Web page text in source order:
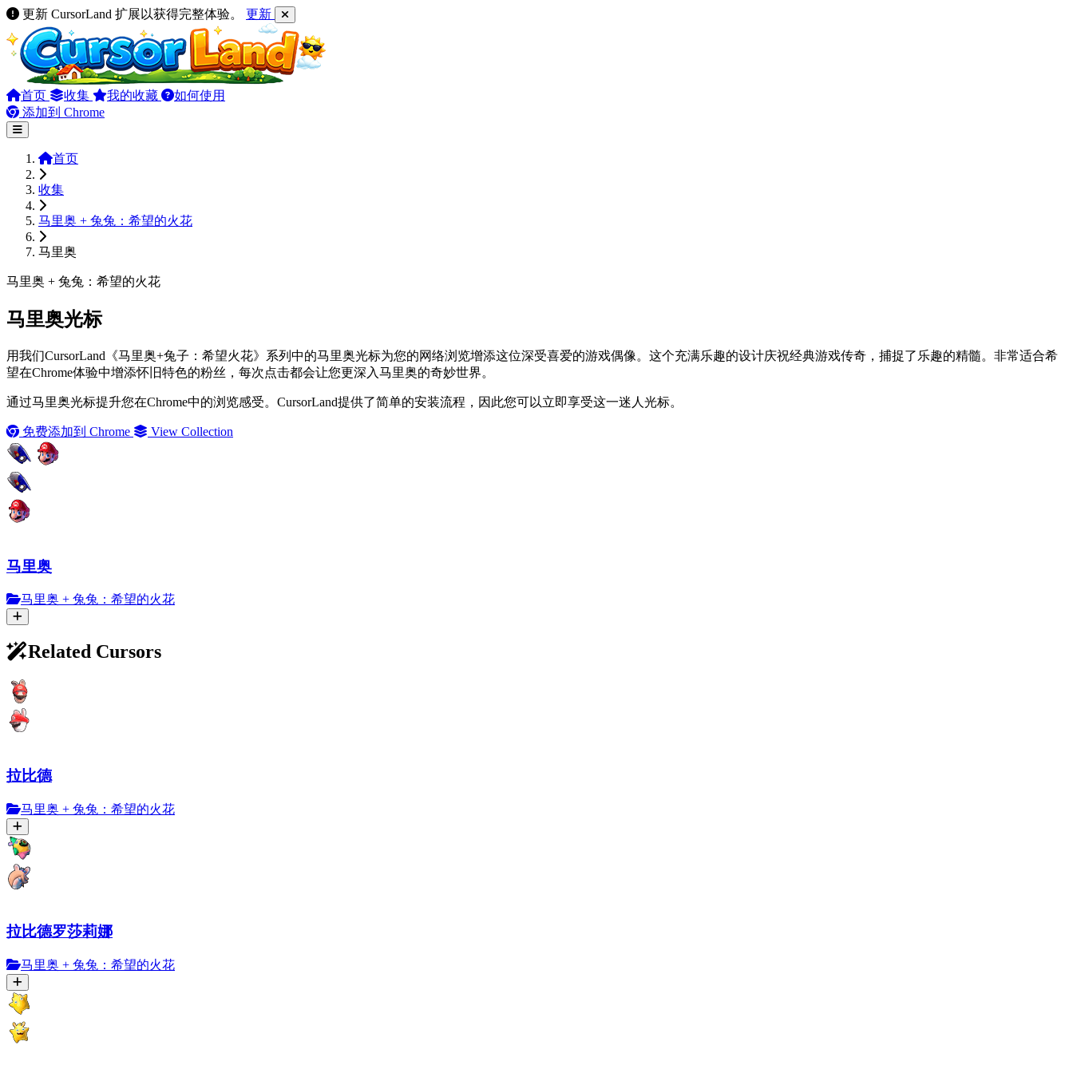
更新 CursorLand 扩展以获得完整体验。 更新
首页 收集 我的收藏
如何使用
添加到 Chrome
首页
收集
马里奥 + 兔兔：希望的火花
马里奥
马里奥 + 兔兔：希望的火花
马里奥光标
用我们CursorLand《马里奥+兔子：希望火花》系列中的马里奥光标为您的网络浏览增添这位深受喜爱的游戏偶像。这个充满乐趣的设计庆祝经典游戏传奇，捕捉了乐趣的精髓。非常适合希
望在Chrome体验中增添怀旧特色的粉丝，每次点击都会让您更深入马里奥的奇妙世界。
通过马里奥光标提升您在Chrome中的浏览感受。CursorLand提供了简单的安装流程，因此您可以立即享受这一迷人光标。
免费添加到 Chrome View Collection
马里奥
马里奥 + 兔兔：希望的火花
Related Cursors
拉比德
马里奥 + 兔兔：希望的火花
拉比德罗莎莉娜
马里奥 + 兔兔：希望的火花